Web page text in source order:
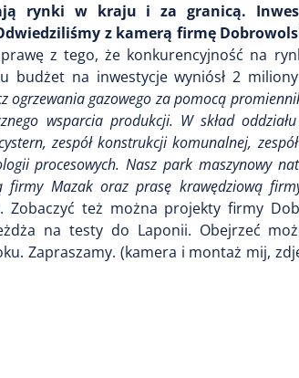
rynki w kraju i za granicą.
z kamerą firmę
z tego, że konkurencyjność na
budżet na inwestycje wyniósł 2
ogrzewania gazowego za pomocą
wsparcia produkcji. W skład
zespół konstrukcji komunalnej,
procesowych. Nasz park maszynowy
firmy Mazak oraz prasę krawędziową
Zobaczyć też można projekty firmy
na testy do Laponii. Obejrzeć
Zapraszamy. (kamera i montaż mij,